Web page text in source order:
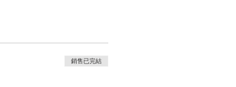
銷售已完結